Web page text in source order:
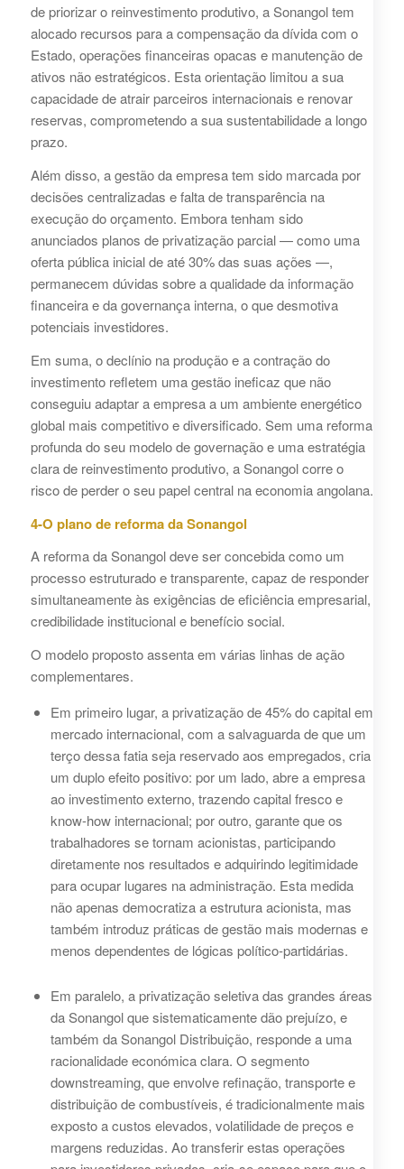
de priorizar o reinvestimento produtivo, a Sonangol tem
alocado recursos para a compensação da dívida com o
Estado, operações financeiras opacas e manutenção de
ativos não estratégicos. Esta orientação limitou a sua
capacidade de atrair parceiros internacionais e renovar
reservas, comprometendo a sua sustentabilidade a longo
prazo.
Além disso, a gestão da empresa tem sido marcada por
decisões centralizadas e falta de transparência na
execução do orçamento. Embora tenham sido
anunciados planos de privatização parcial — como uma
oferta pública inicial de até 30% das suas ações —,
permanecem dúvidas sobre a qualidade da informação
financeira e da governança interna, o que desmotiva
potenciais investidores.
Em suma, o declínio na produção e a contração do
investimento refletem uma gestão ineficaz que não
conseguiu adaptar a empresa a um ambiente energético
global mais competitivo e diversificado. Sem uma reforma
profunda do seu modelo de governação e uma estratégia
clara de reinvestimento produtivo, a Sonangol corre o
risco de perder o seu papel central na economia angolana.
4-O plano de reforma da Sonangol
A reforma da Sonangol deve ser concebida como um
processo estruturado e transparente, capaz de responder
simultaneamente às exigências de eficiência empresarial,
credibilidade institucional e benefício social.
O modelo proposto assenta em várias linhas de ação
complementares.
Em primeiro lugar, a privatização de 45% do capital em
mercado internacional, com a salvaguarda de que um
terço dessa fatia seja reservado aos empregados, cria
um duplo efeito positivo: por um lado, abre a empresa
ao investimento externo, trazendo capital fresco e
know-how internacional; por outro, garante que os
trabalhadores se tornam acionistas, participando
diretamente nos resultados e adquirindo legitimidade
para ocupar lugares na administração. Esta medida
não apenas democratiza a estrutura acionista, mas
também introduz práticas de gestão mais modernas e
menos dependentes de lógicas político-partidárias.
Em paralelo, a privatização seletiva das grandes áreas
da Sonangol que sistematicamente dão prejuízo, e
também da Sonangol Distribuição, responde a uma
racionalidade económica clara. O segmento
downstreaming, que envolve refinação, transporte e
distribuição de combustíveis, é tradicionalmente mais
exposto a custos elevados, volatilidade de preços e
margens reduzidas. Ao transferir estas operações